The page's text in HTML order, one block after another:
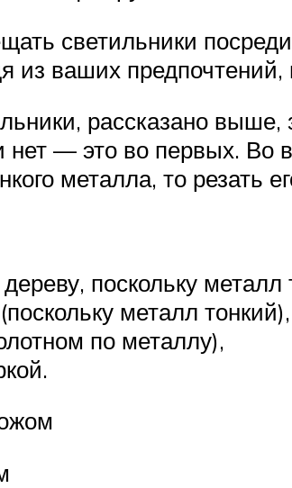
светильники
из ваших
рассказано выше,
нет — это во первых.
металла, то резать
поскольку металл
металл тонкий),
по металлу),